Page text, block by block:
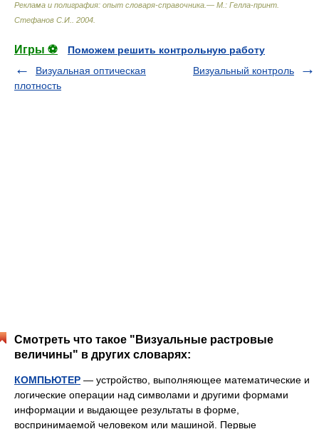
Реклама и полиграфия: опыт словаря-справочника.— М.: Гелла-принт
Стефанов С.И.
2004
Игры ⚽
Поможем решить контрольную работу
Визуальная оптическая
плотность
Визуальный контроль
Смотреть что такое "Визуальные растровые
величины" в других словарях:
КОМПЬЮТЕР — устройство, выполняющее математические и
логические операции над символами и другими формами
информации и выдающее результаты в форме,
воспринимаемой человеком или машиной. Первые